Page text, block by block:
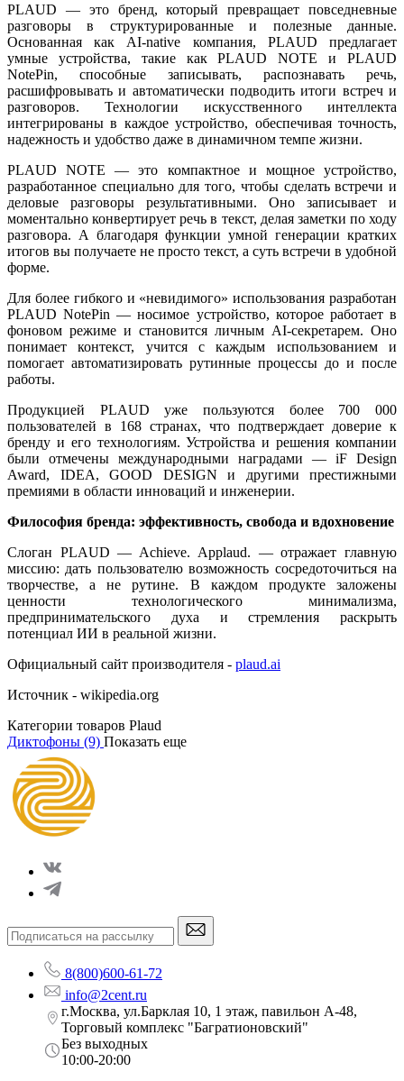
PLAUD — это бренд, который превращает повседневные
разговоры в структурированные и полезные данные.
Основанная как AI-native компания, PLAUD предлагает
умные устройства, такие как PLAUD NOTE и PLAUD
NotePin, способные записывать, распознавать речь,
расшифровывать и автоматически подводить итоги встреч и
разговоров. Технологии искусственного интеллекта
интегрированы в каждое устройство, обеспечивая точность,
надежность и удобство даже в динамичном темпе жизни.
PLAUD NOTE — это компактное и мощное устройство,
разработанное специально для того, чтобы сделать встречи и
деловые разговоры результативными. Оно записывает и
моментально конвертирует речь в текст, делая заметки по ходу
разговора. А благодаря функции умной генерации кратких
итогов вы получаете не просто текст, а суть встречи в удобной
форме.
Для более гибкого и «невидимого» использования разработан
PLAUD NotePin — носимое устройство, которое работает в
фоновом режиме и становится личным AI-секретарем. Оно
понимает контекст, учится с каждым использованием и
помогает автоматизировать рутинные процессы до и после
работы.
Продукцией PLAUD уже пользуются более 700 000
пользователей в 168 странах, что подтверждает доверие к
бренду и его технологиям. Устройства и решения компании
были отмечены международными наградами — iF Design
Award, IDEA, GOOD DESIGN и другими престижными
премиями в области инноваций и инженерии.
Философия бренда: эффективность, свобода и вдохновение
Слоган PLAUD — Achieve. Applaud. — отражает главную
миссию: дать пользователю возможность сосредоточиться на
творчестве, а не рутине. В каждом продукте заложены
ценности технологического минимализма,
предпринимательского духа и стремления раскрыть
потенциал ИИ в реальной жизни.
Официальный сайт производителя - plaud.ai
Источник - wikipedia.org
Категории товаров Plaud
Диктофоны (9) Показать еще
8(800)600-61-72
info@2cent.ru
г.Москва, ул.Барклая 10, 1 этаж, павильон А-48,
Торговый комплекс "Багратионовский"
Без выходных
10:00-20:00